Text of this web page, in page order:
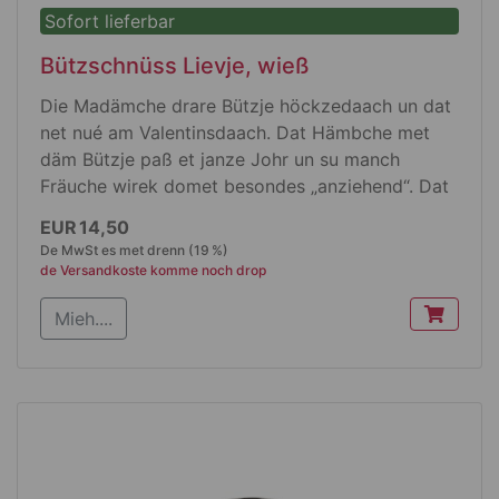
Sofort lieferbar
Bützschnüss Lievje, wieß
Die Madämche drare Bützje höckzedaach un dat
net nué am Valentinsdaach. Dat Hämbche met
däm Bützje paß et janze Johr un su manch
Fräuche wirek domet besondes „anziehend“. Dat
Produktdetails
EUR 14,50
De MwSt es met drenn (19 %)
de Versandkoste komme noch drop
Mieh....